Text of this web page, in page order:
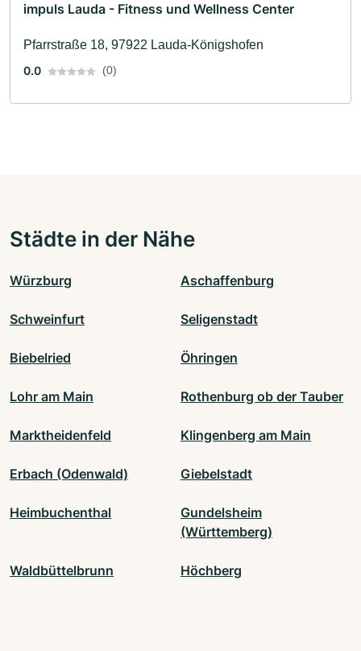
impuls Lauda - Fitness und Wellness Center
Pfarrstraße 18, 97922 Lauda-Königshofen
0.0
(0)
Städte in der Nähe
Würzburg Aschaffenburg
Schweinfurt Seligenstadt
Biebelried Öhringen
Lohr am Main Rothenburg ob der Tauber
Marktheidenfeld Klingenberg am Main
Erbach (Odenwald) Giebelstadt
Heimbuchenthal
Gundelsheim
(Württemberg)
Waldbüttelbrunn Höchberg